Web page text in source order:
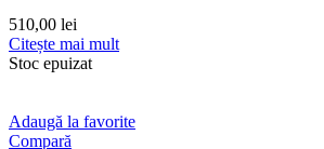
510,00 lei
Citește mai mult
Stoc epuizat
Adaugă la favorite
Compară